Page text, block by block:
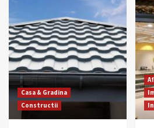
Casa & Gradina
Constructii